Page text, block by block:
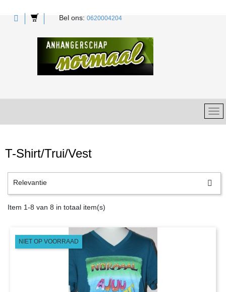
 Bel ons: 0620004204
T-Shirt/Trui/Vest
Relevantie 
Item 1-8 van 8 in totaal item(s)
NIET OP VOORRAAD